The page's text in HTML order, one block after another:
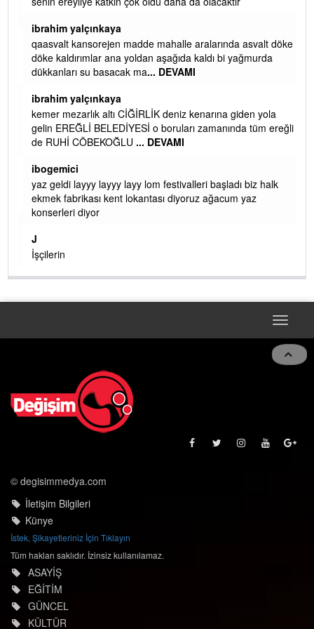
ibrahim yalçınkaya
qaasvalt kansorejen madde mahalle aralarında asvalt döke
döke kaldırımlar ana yoldan aşağıda kaldı bi yağmurda
dükkanları su basacak ma... DEVAMI
ibrahim yalçınkaya
kemer mezarlık altı CİĞİRLİK deniz kenarına giden yola
gelin EREĞLİ BELEDİYESİ o boruları zamanında tüm ereğli
de RUHİ CÖBEKOĞLU... DEVAMI
ibogemici
yaz geldi layyy layyy layy lom festivalleri başladı biz halk
ekmek fabrikası kent lokantası diyoruz ağacum yaz
konserleri diyor
İşçilerin
Toggle
© degisimmedya.com
İletişim Bilgileri
Künye
İstek, Şikayetleriniz İçin Tıklayın
Tüm hakları saklıdır. İzinsiz kullanılamaz.
ASAYİŞ
EĞİTİM
GÜNCEL
KÜLTÜR